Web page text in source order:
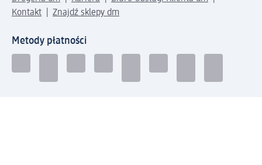
Kontakt
Znajdź sklepy dm
Metody płatności